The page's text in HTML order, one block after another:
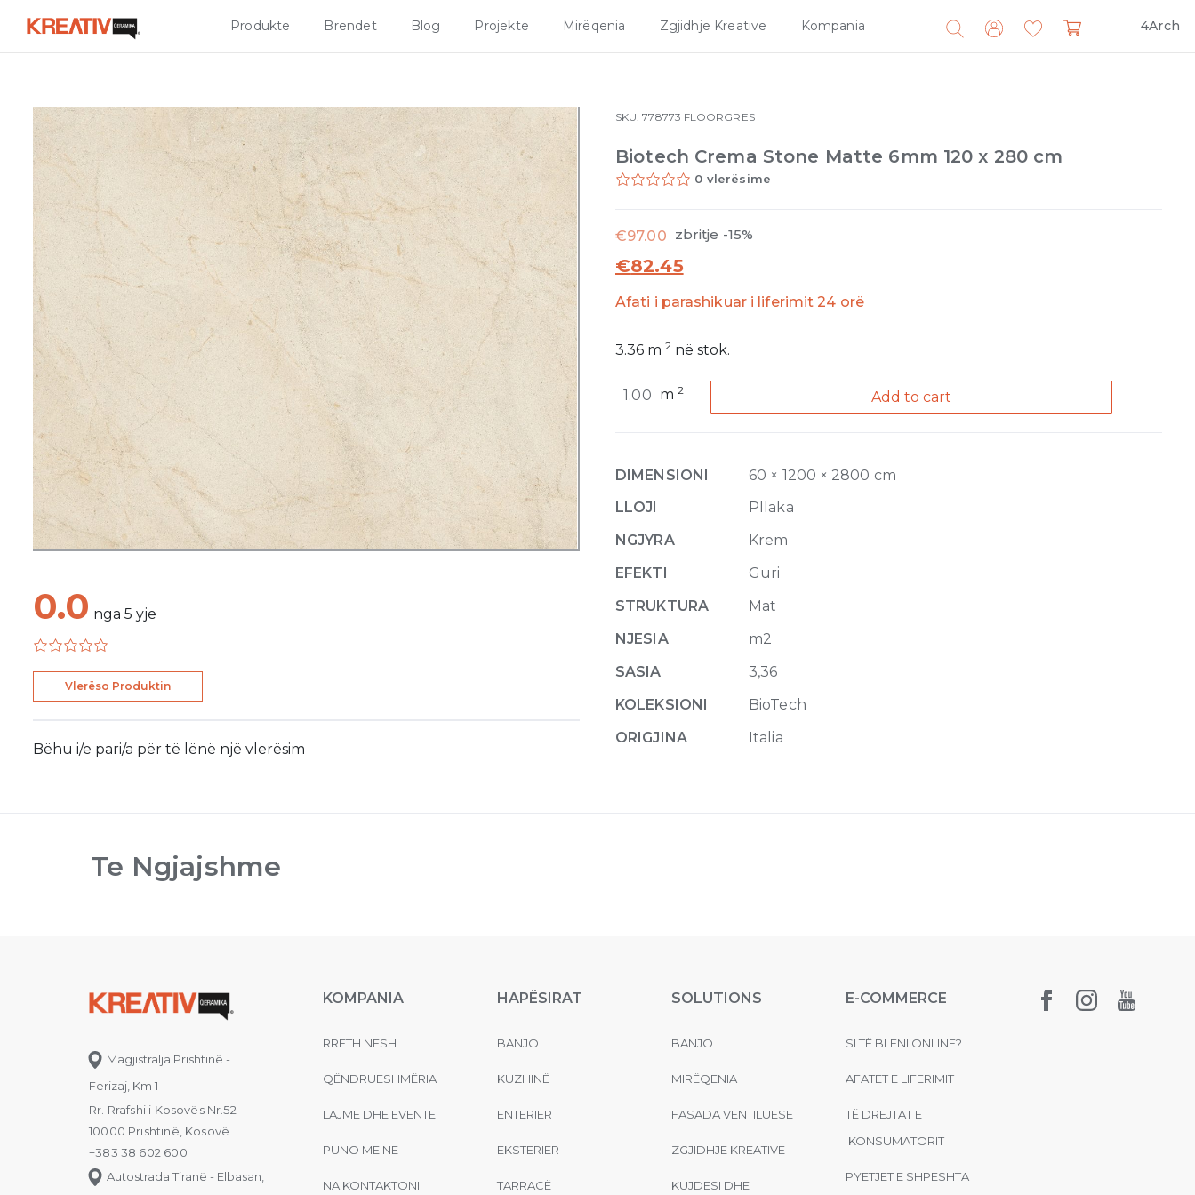
Produkte Brendet Blog Projekte Mirëqenia Zgjidhje Kreative Kompania 4Arch
Search
for:
0.0 nga 5 yje
Vlerëso Produktin
Bëhu i/e pari/a për të lënë një vlerësim
SKU:778773 FLOORGRES
Biotech Crema Stone Matte 6mm 120 x 280 cm
0 vlerësime
€97.00 zbritje -15%
€82.45
Afati i parashikuar i liferimit 24 orë
3.36 m2 në stok.
Crema
120
x
cm
quantity
m2 Add to cart
DIMENSIONI
60 × 1200 × 2800 cm
LLOJI
Pllaka
NGJYRA
Krem
EFEKTI
Guri
STRUKTURA
Mat
NJESIA
m2
SASIA
3,36
KOLEKSIONI
BioTech
ORIGJINA
Italia
Te Ngjajshme
Magjistralja Prishtinë -
Ferizaj, Km 1
Rr. Rrafshi i Kosovës Nr.52
10000 Prishtinë, Kosovë
+383 38 602 600
Autostrada Tiranë - Elbasan,
KOMPANIA
RRETH NESH
QËNDRUESHMËRIA
LAJME DHE EVENTE
PUNO ME NE
NA KONTAKTONI
HAPËSIRAT
BANJO
KUZHINË
ENTERIER
EKSTERIER
TARRACË
SOLUTIONS
BANJO
MIRËQENIA
FASADA VENTILUESE
ZGJIDHJE KREATIVE
KUJDESI DHE
E-COMMERCE
SI TË BLENI ONLINE?
AFATET E LIFERIMIT
TË DREJTAT E
KONSUMATORIT
PYETJET E SHPESHTA